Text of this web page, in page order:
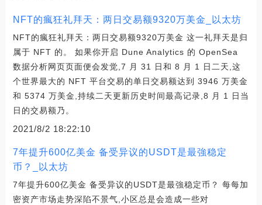
NFT的瘋狂礼拜天：两日交易额9320万美金_以太坊
NFT的瘋狂礼拜天：两日交易额9320万美金 这一礼拜天是归
属于 NFT 的。 如果你开启 Dune Analytics 的 OpenSea
数据分析网页页面便会发觉,7 月 31 日和 8 月 1 日二天,这
个世界最大的 NFT 平台交易的单日交易额达到 3946 万美金
和 5374 万美金,持续二天更新历史时间最高记录,8 月 1 日当
日的交易额乃。
2021/8/2 18:22:10
7年提升600亿美金 备受异议的USDT是最強稳定
币？_以太坊
7年提升600亿美金 备受异议的USDT是最強稳定币？ 每每加
密资产市场走势深陷不景气,小区总是会造成一些对